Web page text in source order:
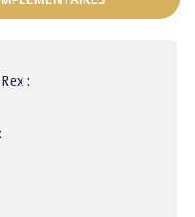
: